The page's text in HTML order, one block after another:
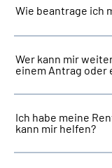
Wie beantrage ich
Wer kann mir
einem Antrag oder
Ich habe meine
kann mir helfen?